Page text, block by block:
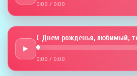
0:00 / 0:00
►
С Днем рожденья, любимый,
0:00 / 0:00